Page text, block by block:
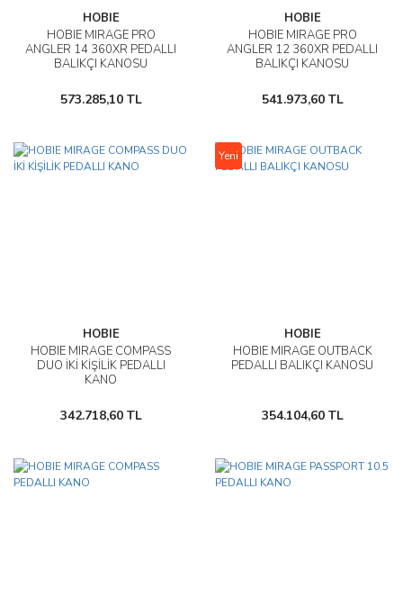
HOBIE
HOBIE MIRAGE PRO
ANGLER 14 360XR PEDALLI
BALIKÇI KANOSU
573.285,10 TL
HOBIE
HOBIE MIRAGE PRO
ANGLER 12 360XR PEDALLI
BALIKÇI KANOSU
541.973,60 TL
HOBIE
HOBIE MIRAGE COMPASS
DUO İKİ KİŞİLİK PEDALLI
KANO
342.718,60 TL
Yeni
HOBIE
HOBIE MIRAGE OUTBACK
PEDALLI BALIKÇI KANOSU
354.104,60 TL